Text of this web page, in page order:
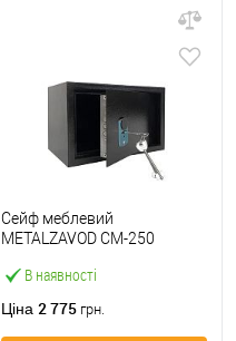
В наявності
Сейф меблевий
METALZAVOD СМ-250
Ціна 2 775 грн.